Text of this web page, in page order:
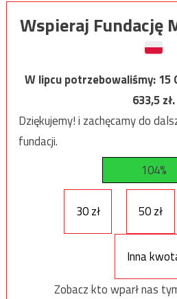
Wspieraj Fundację
W lipcu potrzebowaliśmy:15
633,5zł.
Dziękujemy! i zachęcamy do
fundacji.
104%
30 zł 50 zł
Inna
Zobacz kto wparł nas